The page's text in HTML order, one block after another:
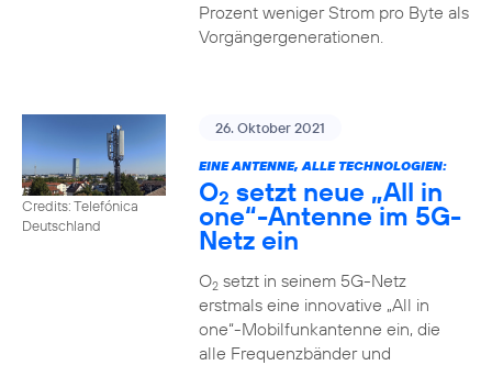
Prozent weniger Strom pro Byte als
Vorgängergenerationen.
Credits: Telefónica
Deutschland
26. Oktober 2021
EINE ANTENNE, ALLE TECHNOLOGIEN:
O2 setzt neue „All in
one“-Antenne im 5G-
Netz ein
O2setzt in seinem 5G-Netz
erstmals eine innovative „All in
one“-Mobilfunkantenne ein, die
alle Frequenzbänder und